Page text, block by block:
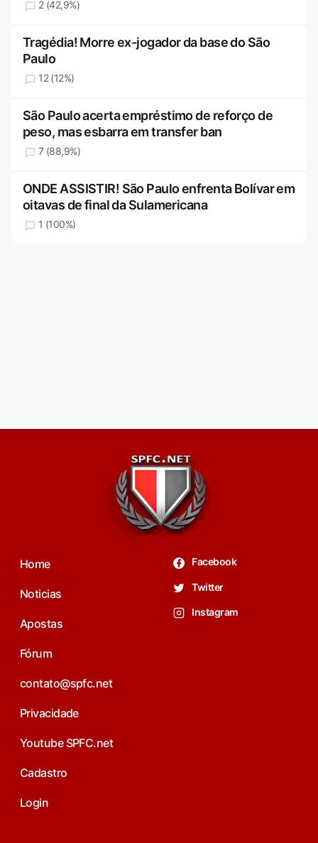
2 (42,9%)
Tragédia! Morre ex-jogador da base do São
Paulo
12 (12%)
São Paulo acerta empréstimo de reforço de
peso, mas esbarra em transfer ban
7 (88,9%)
ONDE ASSISTIR! São Paulo enfrenta Bolívar em
oitavas de final da Sulamericana
1 (100%)
Home
Noticias
Apostas
Fórum
contato@spfc.net
Privacidade
Youtube SPFC.net
Cadastro
Login
Facebook
Twitter
Instagram